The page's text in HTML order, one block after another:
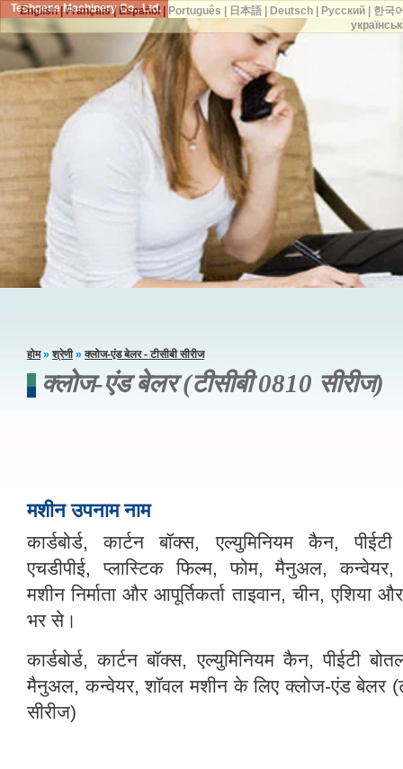
Techgene Machinery Co., Ltd.
होम» श्रेणी» क्लोज-एंड बेलर - टीसीबी सीरीज
क्लोज-एंड बेलर (टीसीबी 0810 सीरीज)
मशीन उपनाम नाम
कार्डबोर्ड, कार्टन बॉक्स, एल्युमिनियम कैन,
एचडीपीई, प्लास्टिक फिल्म, फोम, मैनुअल, कन्वेयर,
मशीन निर्माता और आपूर्तिकर्ता ताइवान, चीन, एशिया
भर से।
कार्डबोर्ड, कार्टन बॉक्स, एल्युमिनियम कैन, पीईटी
मैनुअल, कन्वेयर, शॉवल मशीन के लिए क्लोज-एंड बेलर
सीरीज)
English|Français| Español| Português 日本語| Deutsch| Русский|
한국